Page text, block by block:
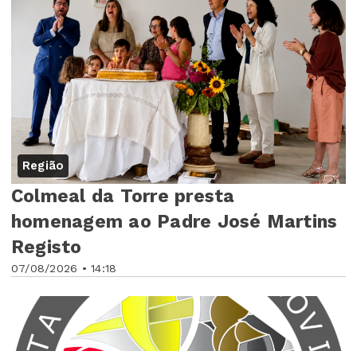
Região
07/08/2026 • 14:18
Colmeal da Torre presta
homenagem ao Padre José Martins
Registo